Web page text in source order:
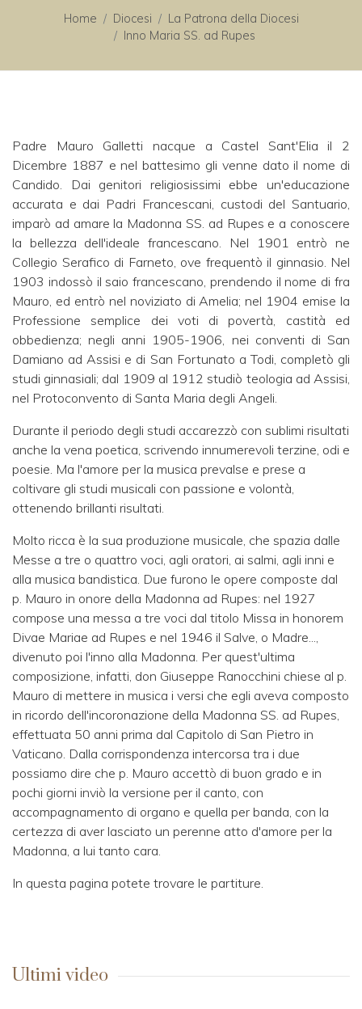
Home Diocesi
La Patrona della Diocesi
Inno Maria SS. ad Rupes
Padre Mauro Galletti nacque a Castel Sant'Elia il 2
Dicembre 1887 e nel battesimo gli venne dato il nome di
Candido. Dai genitori religiosissimi ebbe un'educazione
accurata e dai Padri Francescani, custodi del Santuario,
imparò ad amare la Madonna SS. ad Rupes e a conoscere
la bellezza dell'ideale francescano. Nel 1901 entrò ne
Collegio Serafico di Farneto, ove frequentò il ginnasio. Nel
1903 indossò il saio francescano, prendendo il nome di fra
Mauro, ed entrò nel noviziato di Amelia; nel 1904 emise la
Professione semplice dei voti di povertà, castità ed
obbedienza; negli anni 1905-1906, nei conventi di San
Damiano ad Assisi e di San Fortunato a Todi, completò gli
studi ginnasiali; dal 1909 al 1912 studiò teologia ad Assisi,
nel Protoconvento di Santa Maria degli Angeli.
Durante il periodo degli studi accarezzò con sublimi risultati
anche la vena poetica, scrivendo innumerevoli terzine, odi e
poesie. Ma l'amore per la musica prevalse e prese a
coltivare gli studi musicali con passione e volontà,
ottenendo brillanti risultati.
Molto ricca è la sua produzione musicale, che spazia dalle
Messe a tre o quattro voci, agli oratori, ai salmi, agli inni e
alla musica bandistica. Due furono le opere composte dal
p. Mauro in onore della Madonna ad Rupes: nel 1927
compose una messa a tre voci dal titolo Missa in honorem
Divae Mariae ad Rupes e nel 1946 il Salve, o Madre...,
divenuto poi l'inno alla Madonna. Per quest'ultima
composizione, infatti, don Giuseppe Ranocchini chiese al p.
Mauro di mettere in musica i versi che egli aveva composto
in ricordo dell'incoronazione della Madonna SS. ad Rupes,
effettuata 50 anni prima dal Capitolo di San Pietro in
Vaticano. Dalla corrispondenza intercorsa tra i due
possiamo dire che p. Mauro accettò di buon grado e in
pochi giorni inviò la versione per il canto, con
accompagnamento di organo e quella per banda, con la
certezza di aver lasciato un perenne atto d'amore per la
Madonna, a lui tanto cara.
In questa pagina potete trovare le partiture.
Ultimi video